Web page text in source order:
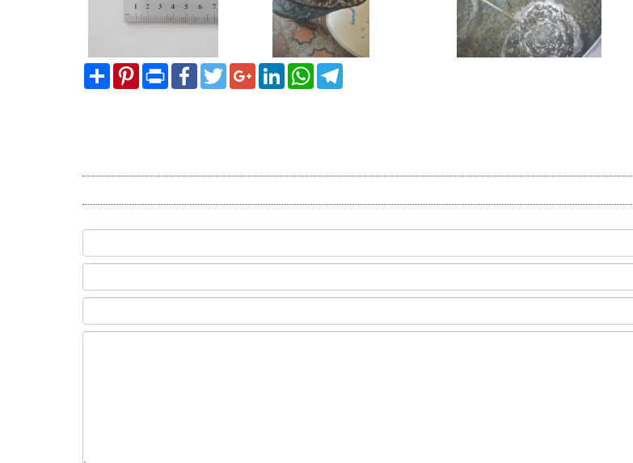
Share Pinterest
Print FacebookTwitterGoogle+LinkedInWhatsApp